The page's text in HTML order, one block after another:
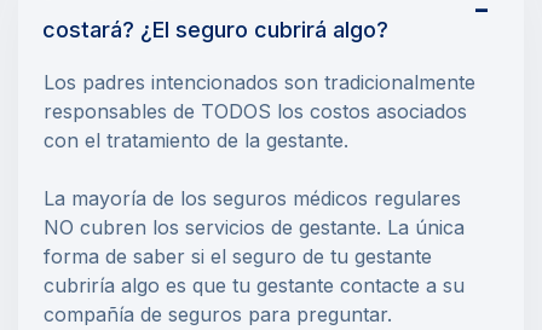
costará? ¿El seguro cubrirá algo?
Los padres intencionados son tradicionalmente
responsables de TODOS los costos asociados
con el tratamiento de la gestante.
La mayoría de los seguros médicos regulares
NO cubren los servicios de gestante. La única
forma de saber si el seguro de tu gestante
cubriría algo es que tu gestante contacte a su
compañía de seguros para preguntar.